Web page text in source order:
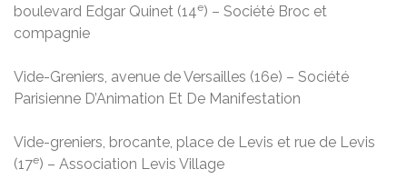
boulevard Edgar Quinet (14e) – Société Broc et
compagnie
Vide-Greniers, avenue de Versailles (16e) – Société
Parisienne D’Animation Et De Manifestation
Vide-greniers, brocante, place de Levis et rue de Levis
(17e) – Association Levis Village